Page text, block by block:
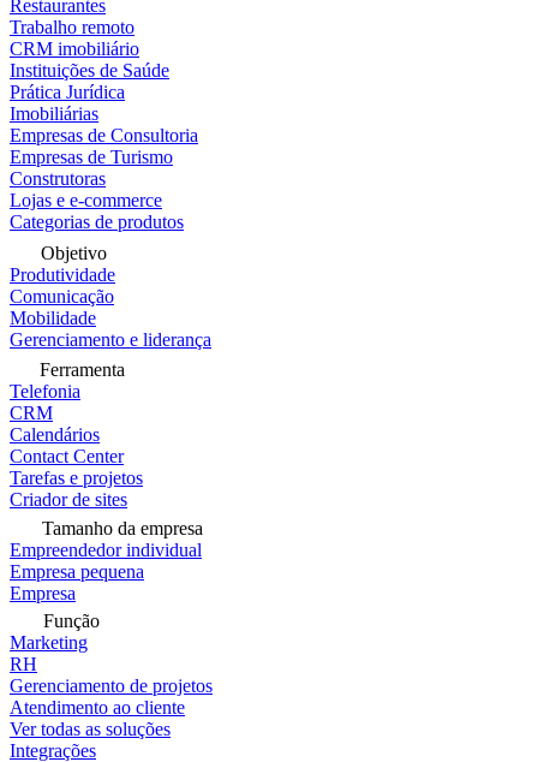
Restaurantes
Trabalho remoto
CRM imobiliário
Instituições de Saúde
Prática Jurídica
Imobiliárias
Empresas de Consultoria
Empresas de Turismo
Construtoras
Lojas e e-commerce
Categorias de produtos
Objetivo
Produtividade
Comunicação
Mobilidade
Gerenciamento e liderança
Ferramenta
Telefonia
CRM
Calendários
Contact Center
Tarefas e projetos
Criador de sites
Tamanho da empresa
Empreendedor individual
Empresa pequena
Empresa
Função
Marketing
RH
Gerenciamento de projetos
Atendimento ao cliente
Ver todas as soluções
Integrações